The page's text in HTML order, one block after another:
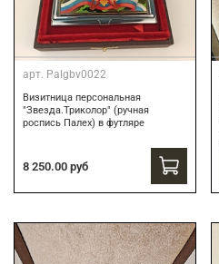
арт. Palgbv0022
Визитница персональная
"Звезда.Триколор" (ручная
роспись Палех) в футляре
8 250.00 руб